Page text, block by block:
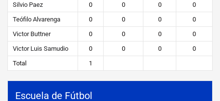
Silvio Paez 0 0 0
0
Teófilo Alvarenga
0 0 0
0
Victor Buttner
0 0 0
0
Victor Luis Samudio
0 0 0
0
Total
1
Escuela de Fútbol